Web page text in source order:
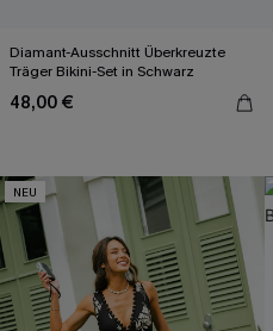
Diamant-Ausschnitt Überkreuzte
Träger Bikini-Set in Schwarz
48,00 €
NEU